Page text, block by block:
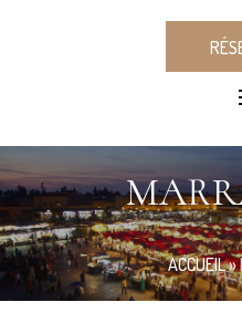
ACCUEIL»